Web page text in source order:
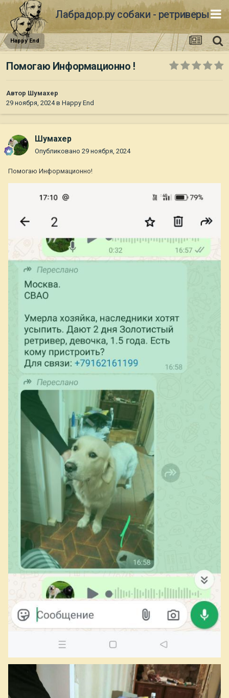
Лабрадор.ру собаки - ретриверы
Happy End
Помогаю Информационно !
Автор Шумахер
29 ноября, 2024в Happy End
Шумахер
Опубликовано 29 ноября, 2024
Помогаю Информационно!